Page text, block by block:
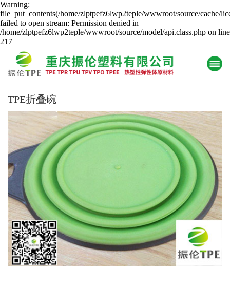
Warning:
file_put_contents(/home/zlptpefz6lwp2teple/wwwroot/source/cache/
failed to open stream: Permission denied in
/home/zlptpefz6lwp2teple/wwwroot/source/model/api.class.php on line
217
TPE折叠碗